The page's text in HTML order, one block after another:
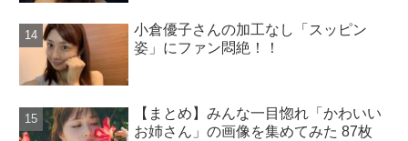
小倉優子さんの加工なし「スッピン
姿」にファン悶絶！！
【まとめ】みんな一目惚れ「かわいい
お姉さん」の画像を集めてみた 87枚